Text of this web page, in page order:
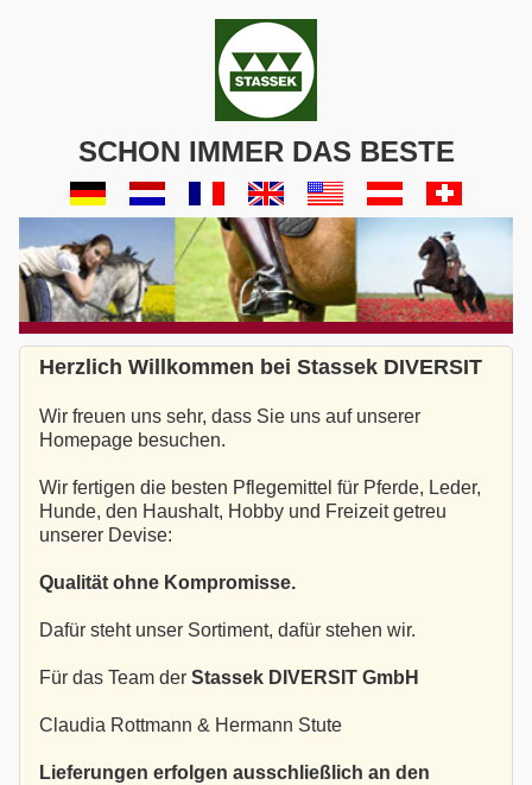
SCHON IMMER DAS BESTE
Herzlich Willkommen bei Stassek DIVERSIT
Wir freuen uns sehr, dass Sie uns auf unserer
Homepage besuchen.
Wir fertigen die besten Pflegemittel für Pferde, Leder,
Hunde, den Haushalt, Hobby und Freizeit getreu
unserer Devise:
Qualität ohne Kompromisse.
Dafür steht unser Sortiment, dafür stehen wir.
Für das Team der Stassek DIVERSIT GmbH
Claudia Rottmann & Hermann Stute
Lieferungen erfolgen ausschließlich an den